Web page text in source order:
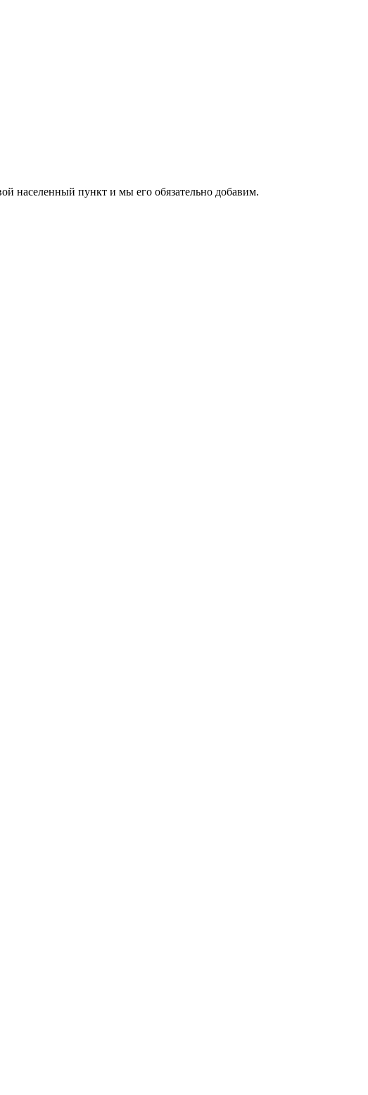
населенный пункт и мы его обязательно добавим.